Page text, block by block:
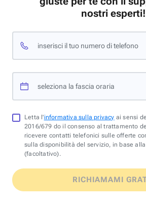
nostri esperti!
inserisci il tuo numero di telefono
seleziona la fascia oraria
Letta l'informativa sulla privacy ai sensi
2016/679 do il consenso al trattamento
ricevere contatti telefonici sulle offerte
sulla disponibilità del servizio, in base
(facoltativo).
RICHIAMAMI